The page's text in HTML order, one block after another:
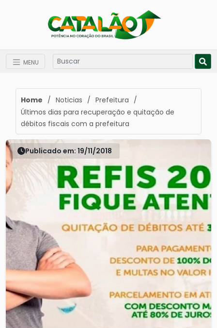
MENU
Home / Noticias / Prefeitura /
Últimos dias para recuperação e quitação de
débitos fiscais com a prefeitura
Publicado em: 19/11/2018